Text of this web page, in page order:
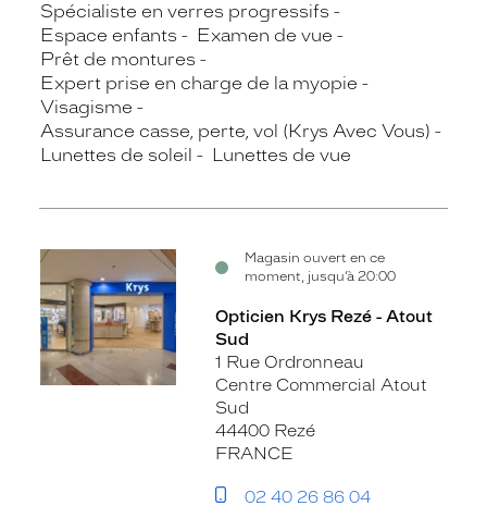
Spécialiste en verres progressifs
Espace enfants
Examen de vue
Prêt de montures
Expert prise en charge de la myopie
Visagisme
Assurance casse, perte, vol (Krys Avec Vous)
Lunettes de soleil
Lunettes de vue
Magasin ouvert en ce
moment, jusqu’à 20:00
Opticien Krys Rezé - Atout
Sud
1 Rue Ordronneau
Centre Commercial Atout
Sud
44400 Rezé
FRANCE
02 40 26 86 04